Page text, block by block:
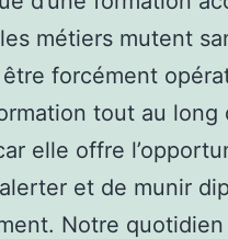
métiers mutent
forcément
tout au
elle offre
et de munir
Notre